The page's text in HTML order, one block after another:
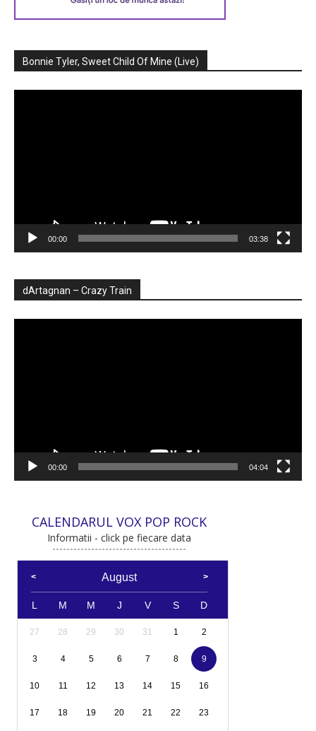
Bonnie Tyler, Sweet Child Of Mine (Live)
00:00 03:38
dArtagnan – Crazy Train
00:00 04:04
CALENDARUL VOX POP ROCK
Informatii - click pe fiecare data
August
L M M J V S D
27 28 29 30 31 1 2
3 4 5 6 7 8 9
10 11 12 13 14 15 16
17 18 19 20 21 22 23